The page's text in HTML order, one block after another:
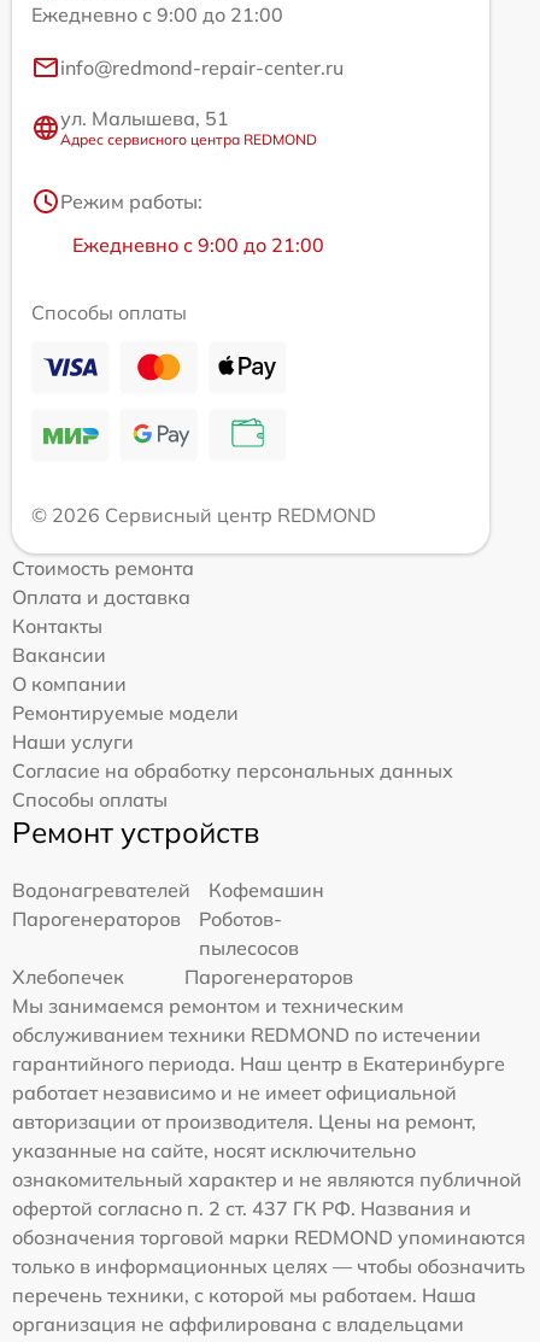
Ежедневно с 9:00 до 21:00
info@redmond-repair-center.ru
ул. Малышева, 51
Адрес сервисного центра REDMOND
Режим работы:
Ежедневно с 9:00 до 21:00
Способы оплаты
© 2026 Сервисный центр REDMOND
Стоимость ремонта
Оплата и доставка
Контакты
Вакансии
О компании
Ремонтируемые модели
Наши услуги
Согласие на обработку персональных данных
Способы оплаты
Ремонт устройств
Водонагревателей
Кофемашин
Парогенераторов
Роботов-
пылесосов
Хлебопечек
Парогенераторов
Мы занимаемся ремонтом и техническим
обслуживанием техники REDMOND по истечении
гарантийного периода. Наш центр в Екатеринбурге
работает независимо и не имеет официальной
авторизации от производителя. Цены на ремонт,
указанные на сайте, носят исключительно
ознакомительный характер и не являются публичной
офертой согласно п. 2 ст. 437 ГК РФ. Названия и
обозначения торговой марки REDMOND упоминаются
только в информационных целях — чтобы обозначить
перечень техники, с которой мы работаем. Наша
организация не аффилирована с владельцами